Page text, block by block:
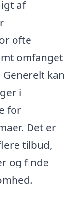
af
ofte
omfanget
Generelt kan
i
for
Det er
tilbud,
og finde